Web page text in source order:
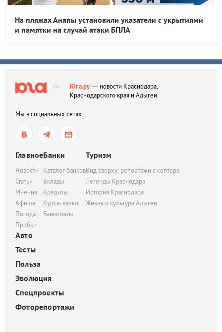
На пляжах Анапы установили указатели с укрытиями
и памятки на случай атаки БПЛА
18+ Юга.ру— новости Краснодара,
Краснодарского края и Адыгеи
Мы в социальных сетях:
Главное
Новости
Статьи
Мнения
Афиша
Погода
Пробки
Банки
Каталог банков
Вклады
Кредиты
Курсы валют
Банкоматы
Туризм
Вид сверху: репортажи с коптера
Легенды Краснодара
История Краснодара
Жизнь и культура Адыгеи
Авто
Тесты
Польза
Эволюция
Спецпроекты
Фоторепортажи